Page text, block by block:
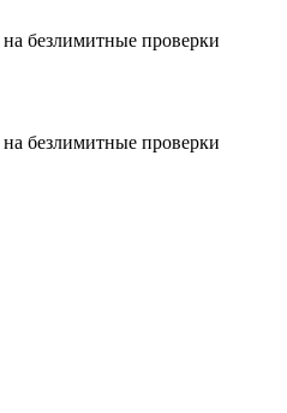
на безлимитные проверки
на безлимитные проверки